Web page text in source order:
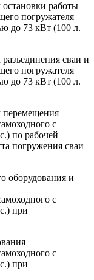
работы
погружателя
до 73 кВт (100 л.
сваи и
погружателя
до 73 кВт (100 л.
перемещения
с
по рабочей
погружения сваи
оборудования и
с
при
с
при